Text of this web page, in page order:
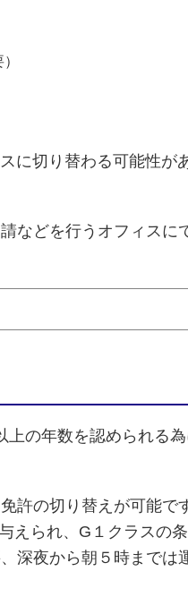
に切り替わる可能性が
などを行うオフィスに
の年数を認められる
許の切り替えが可能で
えられ、G１クラスの
深夜から朝５時までは